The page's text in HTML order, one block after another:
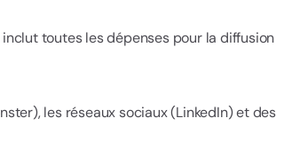
toutes les dépenses pour la diffusion
les réseaux sociaux (LinkedIn) et des